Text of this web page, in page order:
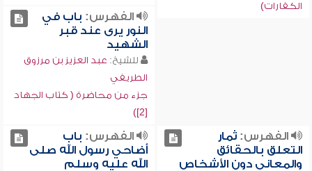
الكفارات)
الفهرس: باب في
النور يرى عند قبر
الشهيد
للشيخ: عبد العزيز بن مرزوق
الطريفي
جزء من محاضرة ( كتاب الجهاد
[2])
الفهرس:ثمار
التعلق بالحقائق
والمعاني دون الأشخاص
الفهرس: باب
أضاحي رسول الله صلى
الله عليه وسلم